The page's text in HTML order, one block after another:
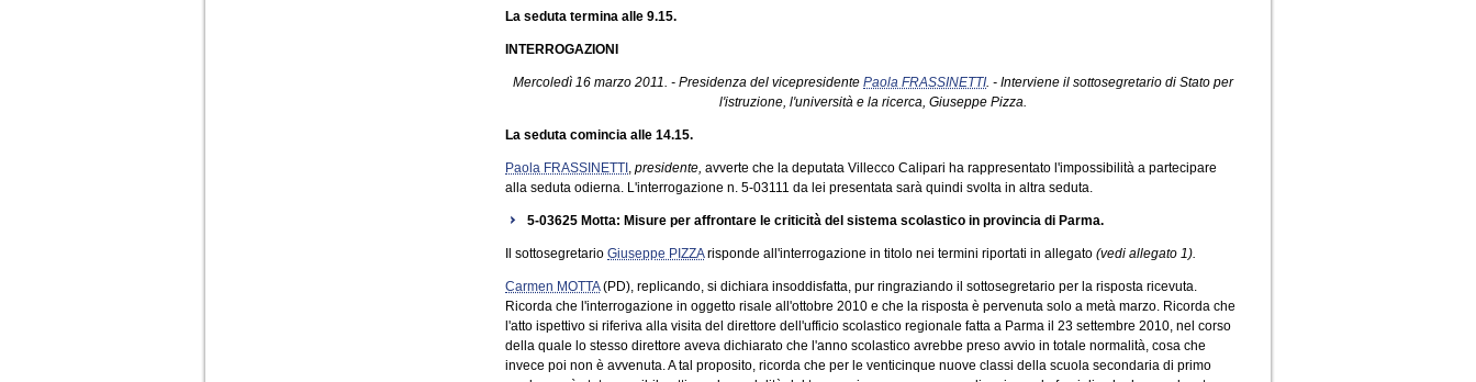
La seduta termina alle 9.15.
INTERROGAZIONI
Mercoledì 16 marzo 2011. - Presidenza del vicepresidente Paola FRASSINETTI. - Interviene il sottosegretario di Stato per
l'istruzione, l'università e la ricerca, Giuseppe Pizza.
La seduta comincia alle 14.15.
Paola FRASSINETTI , presidente, avverte che la deputata Villecco Calipari ha rappresentato l'impossibilità a partecipare
alla seduta odierna. L'interrogazione n. 5-03111 da lei presentata sarà quindi svolta in altra seduta.
5-03625 Motta: Misure per affrontare le criticità del sistema scolastico in provincia di Parma.
Il sottosegretario Giuseppe PIZZArisponde all'interrogazione in titolo nei termini riportati in allegato (vedi allegato 1).
Carmen MOTTA(PD), replicando, si dichiara insoddisfatta, pur ringraziando il sottosegretario per la risposta ricevuta.
Ricorda che l'interrogazione in oggetto risale all'ottobre 2010 e che la risposta è pervenuta solo a metà marzo. Ricorda che
l'atto ispettivo si riferiva alla visita del direttore dell'ufficio scolastico regionale fatta a Parma il 23 settembre 2010, nel corso
della quale lo stesso direttore aveva dichiarato che l'anno scolastico avrebbe preso avvio in totale normalità, cosa che
invece poi non è avvenuta. A tal proposito, ricorda che per le venticinque nuove classi della scuola secondaria di primo